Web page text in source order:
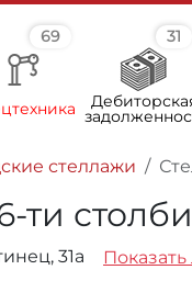
69 31
стеллажи
31а Показать